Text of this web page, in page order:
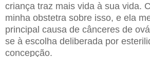
criança traz mais vida à sua vida.
minha obstetra sobre isso, e ela
principal causa de cânceres de
se à escolha deliberada por
concepção.